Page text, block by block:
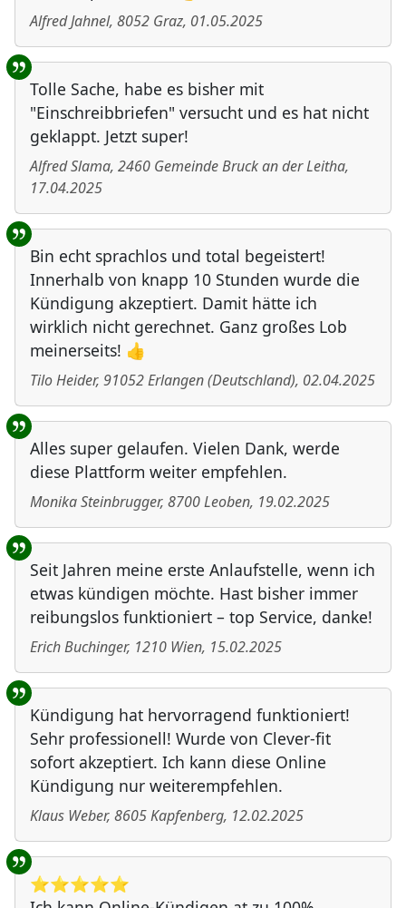
Alfred Jahnel, 8052 Graz, 01.05.2025
Tolle Sache, habe es bisher mit
"Einschreibbriefen" versucht und es hat nicht
geklappt. Jetzt super!
Alfred Slama, 2460 Gemeinde Bruck an der Leitha,
17.04.2025
Bin echt sprachlos und total begeistert!
Innerhalb von knapp 10 Stunden wurde die
Kündigung akzeptiert. Damit hätte ich
wirklich nicht gerechnet. Ganz großes Lob
meinerseits! 👍
Tilo Heider, 91052Erlangen(Deutschland), 02.04.2025
Alles super gelaufen. Vielen Dank, werde
diese Plattform weiter empfehlen.
Monika Steinbrugger, 8700Leoben, 19.02.2025
Seit Jahren meine erste Anlaufstelle, wenn ich
etwas kündigen möchte. Hast bisher immer
reibungslos funktioniert – top Service, danke!
Erich Buchinger, 1210 Wien, 15.02.2025
Kündigung hat hervorragend funktioniert!
Sehr professionell! Wurde von Clever-fit
sofort akzeptiert. Ich kann diese Online
Kündigung nur weiterempfehlen.
Klaus Weber, 8605Kapfenberg, 12.02.2025
⭐️⭐️⭐️⭐️⭐️